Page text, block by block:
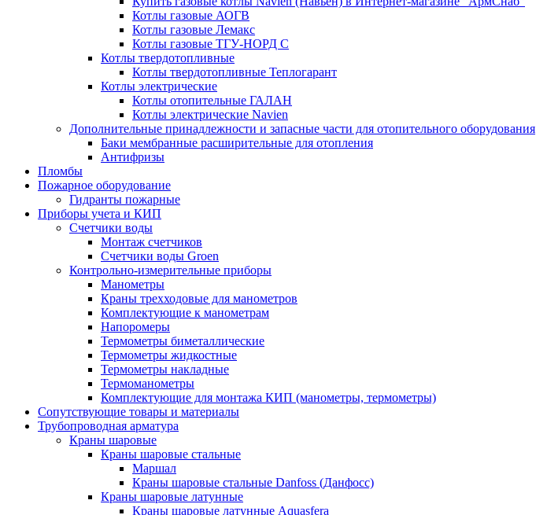
Котлы газовые АОГВ
Котлы газовые Лемакс
Котлы газовые ТГУ-НОРД С
Котлы твердотопливные
Котлы твердотопливные Теплогарант
Котлы электрические
Котлы отопительные ГАЛАН
Котлы электрические Navien
Дополнительные принадлежности и запасные части для отопительного оборудования
Баки мембранные расширительные для отопления
Антифризы
Пломбы
Пожарное оборудование
Гидранты пожарные
Приборы учета и КИП
Счетчики воды
Монтаж счетчиков
Счетчики воды Groen
Контрольно-измерительные приборы
Манометры
Краны трехходовые для манометров
Комплектующие к манометрам
Напоромеры
Термометры биметаллические
Термометры жидкостные
Термометры накладные
Термоманометры
Комплектующие для монтажа КИП (манометры, термометры)
Сопутствующие товары и материалы
Трубопроводная арматура
Краны шаровые
Краны шаровые стальные
Маршал
Краны шаровые стальные Danfoss (Данфосс)
Краны шаровые латунные
Краны шаровые латунные Aquasfera